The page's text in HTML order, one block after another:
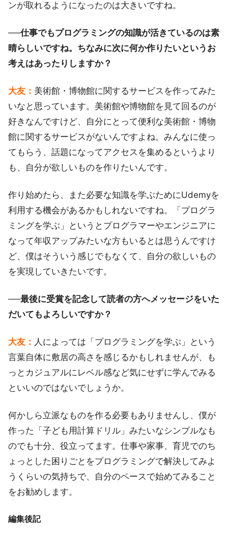
ンが取れるようになったのは大きいですね。
──仕事でもプログラミングの知識が活きているのは素
晴らしいですね。ちなみに次に何か作りたいというお
考えはあったりしますか？
大友： 美術館・博物館に関するサービスを作ってみた
いなと思っています。美術館や博物館を見て回るのが
好きなんですけど、自分にとって便利な美術館・博物
館に関するサービスがないんですよね。みんなに使っ
てもらう、話題になってアクセスを集めるというより
も、自分が欲しいものを作りたいんです。
作り始めたら、また必要な知識を学ぶためにUdemyを
利用する機会があるかもしれないですね。「プログラ
ミングを学ぶ」というとプログラマーやエンジニアに
なって年収アップみたいな方もいるとは思うんですけ
ど、僕はそういう感じでもなくて、自分の欲しいもの
を実現していきたいです。
──最後に受賞を記念して読者の方へメッセージをいた
だいてもよろしいですか？
大友： 人によっては「プログラミングを学ぶ」という
言葉自体に敷居の高さを感じるかもしれませんが、も
っとカジュアルにレベル感など気にせずに学んでみる
といいのではないでしょうか。
何かしら立派なものを作る必要もありませんし、僕が
作った「子ども用計算ドリル」みたいなシンプルなも
のでも十分、役立ってます。仕事や家事、育児でのち
ょっとした困りごとをプログラミングで解決してみよ
うくらいの気持ちで、自分のペースで始めてみること
をお勧めします。
編集後記